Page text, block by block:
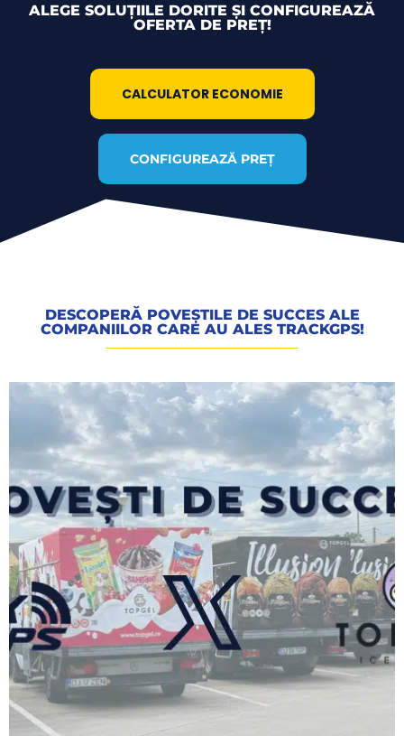
ALEGE SOLUȚIILE DORITE ȘI CONFIGUREAZĂ
OFERTA DE PREȚ!
CALCULATOR ECONOMIE
CONFIGUREAZĂ PREȚ
DESCOPERĂ POVEȘTILE DE SUCCES ALE
COMPANIILOR CARE AU ALES TRACKGPS!